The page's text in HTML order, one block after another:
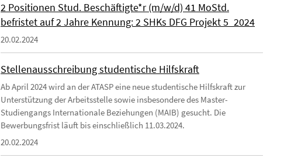
2 Positionen Stud. Beschäftigte*r (m/w/d) 41 MoStd.
befristet auf 2 Jahre Kennung: 2 SHKs DFG Projekt 5_2024
20.02.2024
Stellenausschreibung studentische Hilfskraft
Ab April 2024 wird an der ATASP eine neue studentische Hilfskraft zur
Unterstützung der Arbeitsstelle sowie insbesondere des Master-
Studiengangs Internationale Beziehungen (MAIB) gesucht. Die
Bewerbungsfrist läuft bis einschließlich 11.03.2024.
20.02.2024